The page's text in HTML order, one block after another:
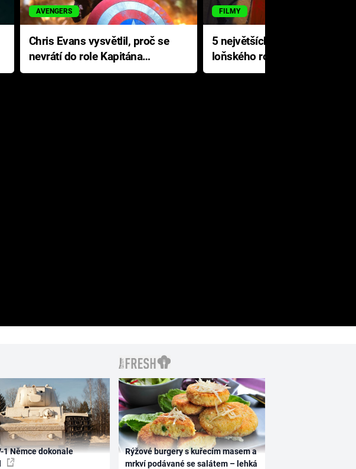
AVENGERS
Chris Evans vysvětlil, proč se
nevrátí do role Kapitána
Ameriky
FILMY
5 největších propadáků
loňského roku: Disney na
jediné katastrofě prodělal 200
1 Němce dokonale
Rýžové burgery s kuřecím masem a
mrkví podávané se salátem – lehká